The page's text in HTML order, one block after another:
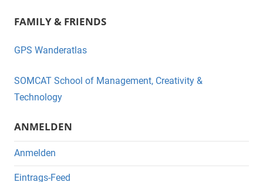
c
e
o
o
k
tt
er
FAMILY & FRIENDS
GPS Wanderatlas
SOMCAT School of Management, Creativity &
Technology
ANMELDEN
Anmelden
Eintrags-Feed